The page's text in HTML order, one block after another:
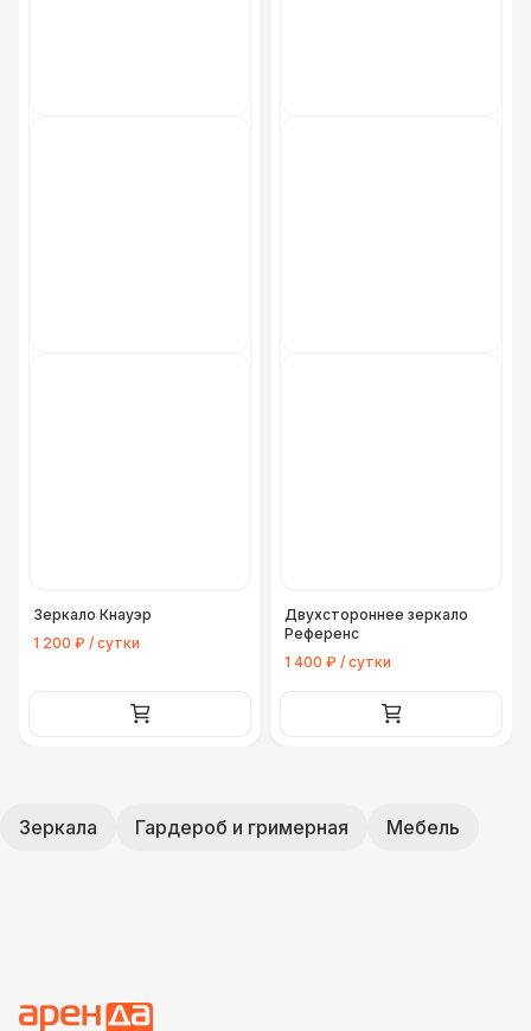
Зеркало Кнауэр
1 200 ₽ / сутки
Двухстороннее зеркало
Референс
1 400 ₽ / сутки
Зеркала Гардероб и гримерная Мебель